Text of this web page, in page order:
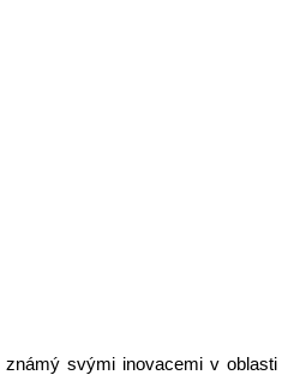
známý svými inovacemi v oblasti